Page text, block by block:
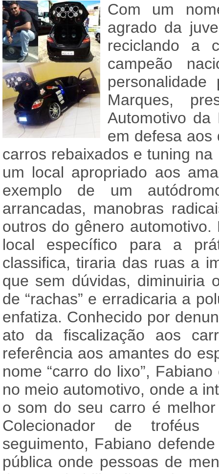
Com um
agrado da
reciclando a
campeão
Marques,
Automotivo da
em defesa aos
carros rebaixados e tuning
um local apropriado aos
exemplo de um
arrancadas, manobras
outros do gênero
local específico para a
classifica, tiraria das ruas a
que sem dúvidas, diminuiria
de “rachas” e erradicaria a
enfatiza. Conhecido por
ato da fiscalização aos
referência aos amantes do
nome “carro do lixo”,
no meio automotivo, onde a
o som do seu carro é
Colecionador de troféus
seguimento, Fabiano
pública onde pessoas de